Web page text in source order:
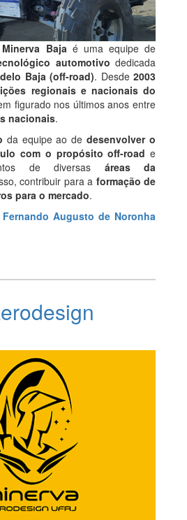
Minerva Baja é uma equipe de
automotivo dedicada
Baja (off-road). Desde2003
regionais e nacionais do
figurado nos últimos anos entre
nacionais.
da equipe ao dedesenvolver o
com o propósito off-road e
de diversas áreas da
contribuir para a formação de
para o mercado.
Fernando Augusto de Noronha